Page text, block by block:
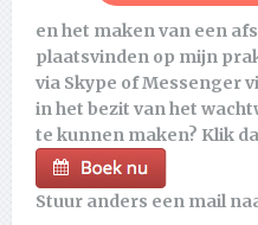
en het maken van een
plaatsvinden op mijn
via Skype of Messenger
in het bezit van het
te kunnen maken? Klik
Stuur anders een mail